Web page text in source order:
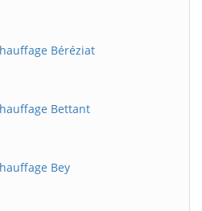
Béréziat
Bettant
Bey